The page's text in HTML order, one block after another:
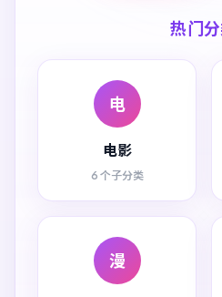
热门
电
电影
6 个子分类
漫